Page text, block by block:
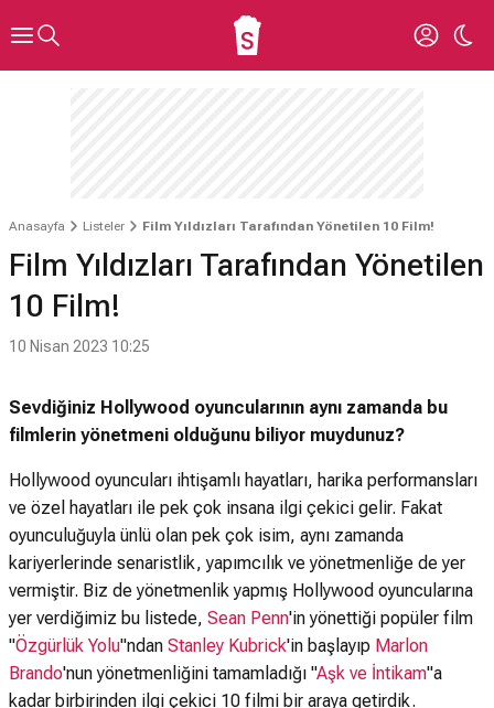
Anasayfa Listeler Film Yıldızları Tarafından Yönetilen 10 Film!
Film Yıldızları Tarafından Yönetilen
10 Film!
10 Nisan 2023 10:25
Sevdiğiniz Hollywood oyuncularının aynı zamanda bu
filmlerin yönetmeni olduğunu biliyor muydunuz?
Hollywood oyuncuları ihtişamlı hayatları, harika performansları
ve özel hayatları ile pek çok insana ilgi çekici gelir. Fakat
oyunculuğuyla ünlü olan pek çok isim, aynı zamanda
kariyerlerinde senaristlik, yapımcılık ve yönetmenliğe de yer
vermiştir. Biz de yönetmenlik yapmış Hollywood oyuncularına
yer verdiğimiz bu listede, Sean Penn'in yönettiği popüler film
"Özgürlük Yolu"ndan Stanley Kubrick'in başlayıp Marlon
Brando'nun yönetmenliğini tamamladığı "Aşk ve İntikam"a
kadar birbirinden ilgi çekici 10 filmi bir araya getirdik.